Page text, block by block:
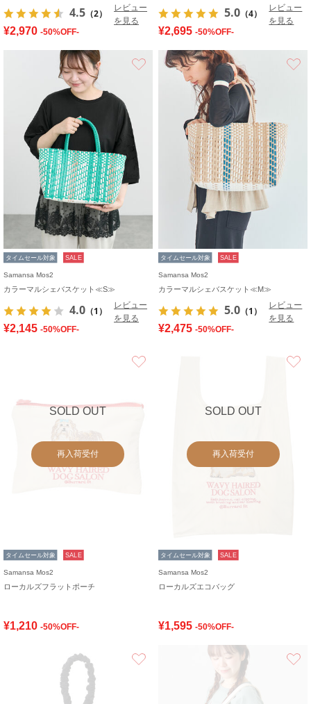
4.5 （2）
レビュー
を見る
¥2,970 -50%OFF-
5.0 （4）
レビュー
を見る
¥2,695 -50%OFF-
お気に入り
タイムセール対象 SALE
Samansa Mos2
カラーマルシェバスケット≪S≫
4.0 （1）
レビュー
を見る
¥2,145 -50%OFF-
タイムセール対象 SALE
Samansa Mos2
カラーマルシェバスケット≪M≫
5.0 （1）
レビュー
を見る
¥2,475 -50%OFF-
SOLD OUT
再入荷受付
タイムセール対象 SALE
Samansa Mos2
ローカルズフラットポーチ
¥1,210 -50%OFF-
SOLD OUT
再入荷受付
タイムセール対象 SALE
Samansa Mos2
ローカルズエコバッグ
¥1,595 -50%OFF-